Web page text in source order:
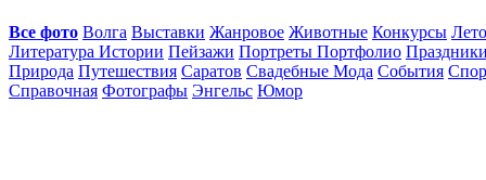
Все фото Волга Выставки Жанровое Животные Конкурсы
Литература Истории Пейзажи Портреты Портфолио
Природа Путешествия Саратов Свадебные Мода События
Справочная Фотографы Энгельс Юмор